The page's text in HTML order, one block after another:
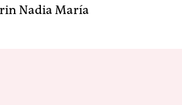
Nadia María